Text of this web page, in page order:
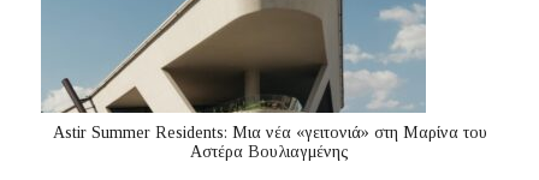
Astir Summer Residents: Μια νέα «γειτονιά» στη Μαρίνα του
Αστέρα Βουλιαγμένης